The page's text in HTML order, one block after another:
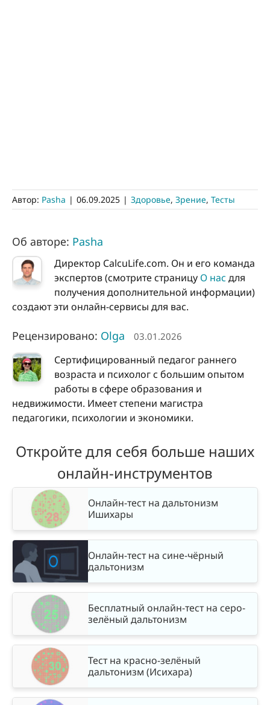
Автор: Pasha | 06.09.2025 | Здоровье, Зрение, Тесты
Об авторе: Pasha
Директор CalcuLife.com. Он и его команда
экспертов (смотрите страницу О нас для
получения дополнительной информации)
создают эти онлайн-сервисы для вас.
Рецензировано: Olga 03.01.2026
Сертифицированный педагог раннего
возраста и психолог с большим опытом
работы в сфере образования и
недвижимости. Имеет степени магистра
педагогики, психологии и экономики.
Откройте для себя больше наших
онлайн-инструментов
Онлайн-тест на дальтонизм
Ишихары
Онлайн-тест на сине-чёрный
дальтонизм
Бесплатный онлайн-тест на серо-
зелёный дальтонизм
Тест на красно-зелёный
дальтонизм (Исихара)